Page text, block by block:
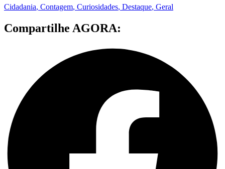
Cidadania, Contagem, Curiosidades, Destaque, Geral
Compartilhe AGORA: